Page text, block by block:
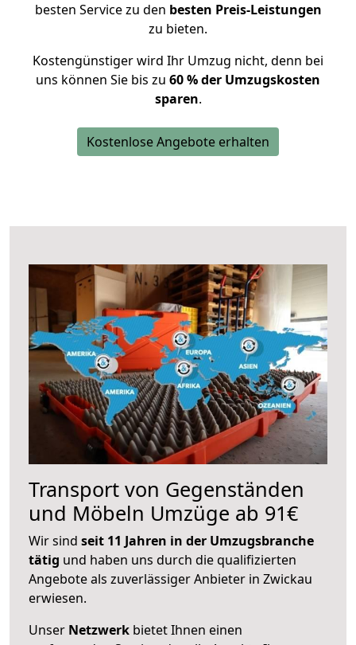
besten Service zu den besten Preis-Leistungen
zu bieten.
Kostengünstiger wird Ihr Umzug nicht, denn bei
uns können Sie bis zu 60 % der Umzugskosten
sparen.
Kostenlose Angebote erhalten
Transport von Gegenständen
und Möbeln Umzüge ab 91€
Wir sind seit 11 Jahren in der Umzugsbranche
tätig und haben uns durch die qualifizierten
Angebote als zuverlässiger Anbieter in Zwickau
erwiesen.
Unser Netzwerk bietet Ihnen einen